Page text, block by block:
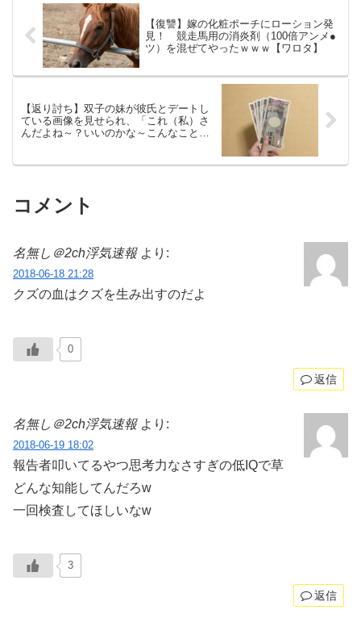
【復讐】嫁の化粧ポーチにローション発
見！ 競走馬用の消炎剤（100倍アンメ●
ツ）を混ぜてやったｗｗｗ【ワロタ】
【返り討ち】双子の妹が彼氏とデートし
ている画像を見せられ、「これ（私）さ
んだよね～？いいのかな～こんなことし
コメント
名無し＠2ch浮気速報 より:
2018-06-18 21:28
クズの血はクズを生み出すのだよ
0
返信
名無し＠2ch浮気速報 より:
2018-06-19 18:02
報告者叩いてるやつ思考力なさすぎの低IQで草
どんな知能してんだろw
一回検査してほしいなw
3
返信